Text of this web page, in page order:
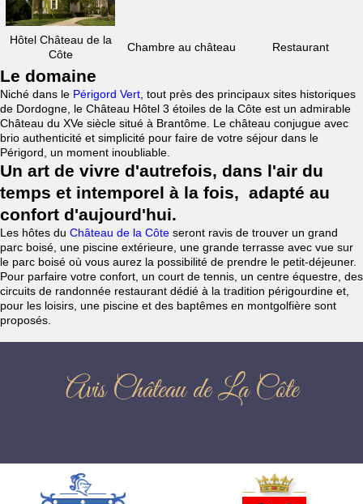
Hôtel Château de la
Côte
Chambre au château Restaurant
Le domaine
Niché dans le Périgord Vert , tout près des principaux sites historiques
de Dordogne, le Château Hôtel 3 étoiles de la Côte est un admirable
Château du XVe siècle situé à Brantôme. Le château conjugue avec
brio authenticité et simplicité pour faire de votre séjour dans le
Périgord, un moment inoubliable.
Un art de vivre d'autrefois, dans l'air du
temps et intemporel à la fois, adapté au
confort d'aujourd'hui.
Les hôtes du Château de la Côte seront ravis de trouver un grand
parc boisé, une piscine extérieure, une grande terrasse avec vue sur
le parc boisé où vous aurez la possibilité de prendre le petit-déjeuner.
Pour parfaire votre confort, un court de tennis, un centre équestre, des
circuits de randonnée restaurant dédié à la tradition périgourdine et,
pour les loisirs, une piscine et des baptêmes en montgolfière sont
proposés.
Avis Château de La Côte